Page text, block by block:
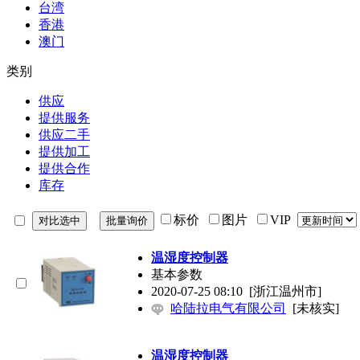
台湾
香港
澳门
类别
供应
提供服务
供应二手
提供加工
提供合作
库存
标价 图片 VIP
温湿度控制器
基本参数
2020-07-25 08:10 [浙江温州市]
哈陆拉电气有限公司
[未核实]
温湿度控制器